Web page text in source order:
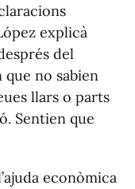
explicà
del
que no sabien
llars o parts
Sentien que
econòmica